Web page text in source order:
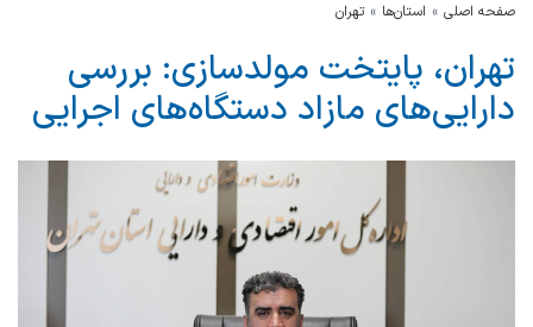
صفحه اصلی استان‌ها تهران
تهران، پایتخت مولدسازی: بررسی
دارایی‌های مازاد دستگاه‌های اجرایی